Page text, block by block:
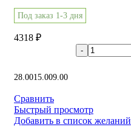
Под заказ 1-3 дня
4318 ₽
28.0015.009.00
Сравнить
Быстрый просмотр
Добавить в список желаний